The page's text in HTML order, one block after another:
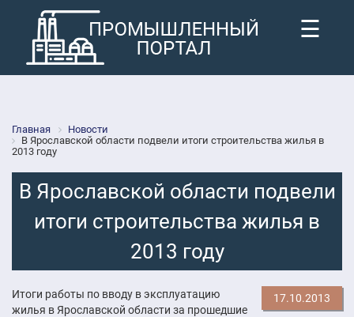
☰
Главная
Новости
В Ярославской области подвели итоги строительства жилья в
2013 году
В Ярославской области подвели
итоги строительства жилья в
2013 году
17.10.2013
Итоги работы по вводу в эксплуатацию
жилья в Ярославской области за прошедшие